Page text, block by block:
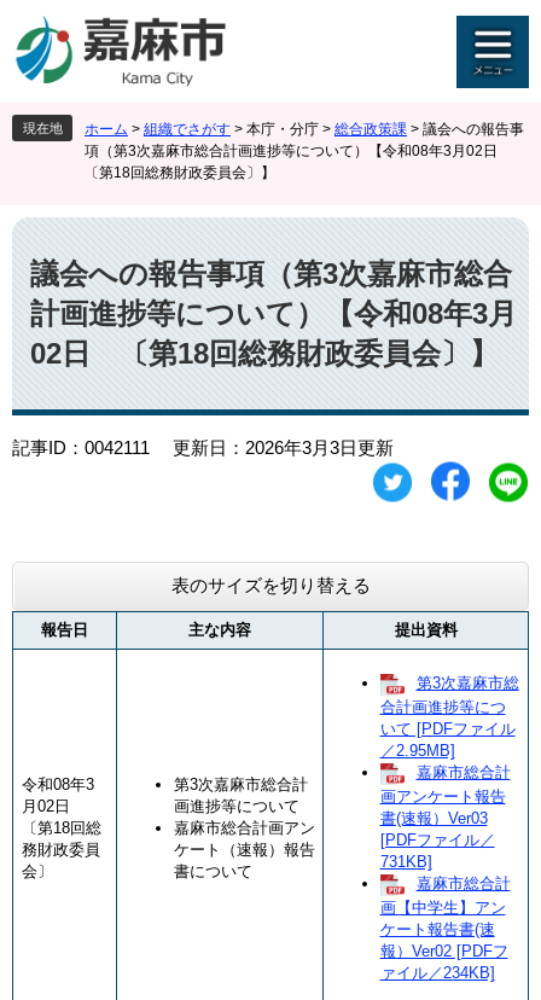
ジ
先
頭
ュ
を
飛
本
文
へ
現在地 ホーム > 組織でさがす > 本庁・分庁 > 総合政策課 > 議会への報告事
項（第3次嘉麻市総合計画進捗等について）【令和08年3月02日
〔第18回総務財政委員会〕】
本
文
議会への報告事項（第3次嘉麻市総合
計画進捗等について）【令和08年3月
02日 〔第18回総務財政委員会〕】
記事ID：0042111 更新日：2026年3月3日更新
表のサイズを切り替える
報告日 主な内容 提出資料
令和08年3
月02日
〔第18回総
務財政委員
会〕
​​第3次嘉麻市総合計
画進捗等について
嘉麻市総合計画アン
ケート（速報）報告
書について
第3次嘉麻市総
合計画進捗等につ
いて [PDFファイル
／2.95MB]
嘉麻市総合計
画アンケート報告
書(速報）Ver03
[PDFファイル／
731KB]
嘉麻市総合計
画【中学生】アン
ケート報告書(速
報）Ver02 [PDFフ
ァイル／234KB]